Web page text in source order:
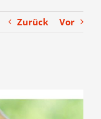
Zurück Vor